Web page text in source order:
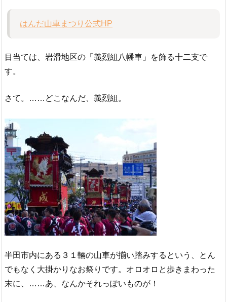
はんだ山車まつり公式HP
目当ては、岩滑地区の「義烈組八幡車」を飾る十二支で
す。
さて。……どこなんだ、義烈組。
半田市内にある３１輛の山車が揃い踏みするという、とん
でもなく大掛かりなお祭りです。オロオロと歩きまわった
末に、……あ、なんかそれっぽいものが！